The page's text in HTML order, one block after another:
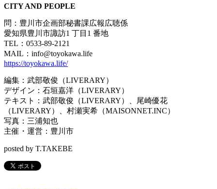
CITY AND PEOPLE
問：豊川市企画部秘書課広報広聴係
愛知県豊川市諏訪1 丁目1 番地
TEL：0533-89-2121
MAIL：info@toyokawa.life
https://toyokawa.life/
編集：武部敬俊（LIVERARY）
デザイン：石垣嘉洋（LIVERARY）
テキスト：武部敬俊（LIVERARY）、尾崎優花
（LIVERARY）、村瀬実希（MAISONNET.INC）
写真：三浦知也
主催・運営：豊川市
posted by T.TAKEBE